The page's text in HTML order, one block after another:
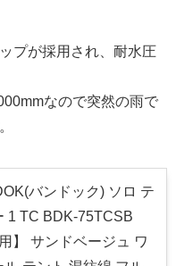
プが採用され、耐水圧
なので突然の雨で
バンドック) ソロ テ
1 TC BDK-75TCSB
用】 サンドベージュ ワ